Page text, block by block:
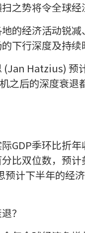
之势将令全球
的经济活动锐
下行深度及持续
(Jan Hatzius) 预
之后的深度衰
GDP季环比折
比双位数，预
预计下半年的经
？